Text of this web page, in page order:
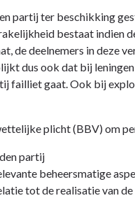
partij ter beschikking
bestaat indien
de deelnemers in deze
dus ook dat bij
failliet gaat. Ook bij
plicht (BBV) om
partij
beheersmatige
tot de realisatie van